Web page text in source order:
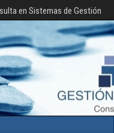
en Sistemas de Gestión